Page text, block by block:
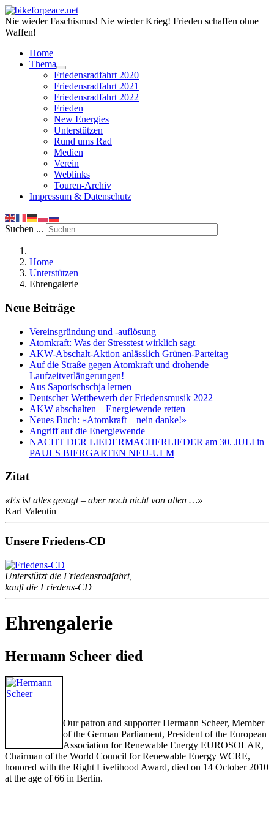
Nie wieder Faschismus! Nie wieder Krieg! Frieden schaffen ohne
Waffen!
Home
Thema
Friedensradfahrt 2020
Friedensradfahrt 2021
Friedensradfahrt 2022
Frieden
New Energies
Unterstützen
Rund ums Rad
Medien
Verein
Weblinks
Touren-Archiv
Impressum & Datenschutz
Suchen ...
Home
Unterstützen
Ehrengalerie
Neue Beiträge
Vereinsgründung und -auflösung
Atomkraft: Was der Stresstest wirklich sagt
AKW-Abschalt-Aktion anlässlich Grünen-Parteitag
Auf die Straße gegen Atomkraft und drohende
Laufzeitverlängerungen!
Aus Saporischschja lernen
Deutscher Wettbewerb der Friedensmusik 2022
AKW abschalten – Energiewende retten
Neues Buch: «Atomkraft – nein danke!»
Angriff auf die Energiewende
NACHT DER LIEDERMACHERLIEDER am 30. JULI in
PAULS BIERGARTEN NEU-ULM
Zitat
«Es ist alles gesagt – aber noch nicht von allen …»
Karl Valentin
Unsere Friedens-CD
Unterstützt die Friedensradfahrt,
kauft die Friedens-CD
Ehrengalerie
Hermann Scheer died
Our patron and supporter Hermann Scheer, Member
of the German Parliament, President of the European
Association for Renewable Energy EUROSOLAR,
Chairman of the World Council for Renewable Energy WCRE,
honored with the Right Livelihood Award, died on 14 October 2010
at the age of 66 in Berlin.